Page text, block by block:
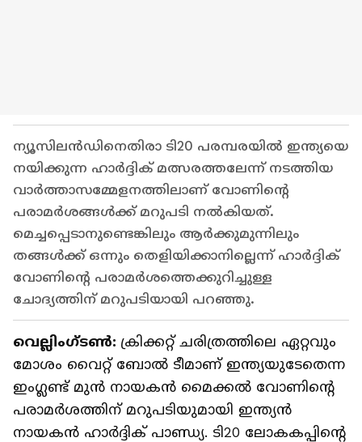
ന്യൂസിലന്‍ഡിനെതിരാ ടി20 പരമ്പരയില്‍ ഇന്ത്യയെ
നയിക്കുന്ന ഹാര്‍ദ്ദിക് മത്സരത്തലേന്ന് നടത്തിയ
വാര്‍ത്താസമ്മേളനത്തിലാണ് വോണിന്‍റെ
പരാമര്‍ശങ്ങള്‍ക്ക് മറുപടി നല്‍കിയത്.
മെച്ചപ്പെടാനുണ്ടെങ്കിലും ആര്‍ക്കുമുന്നിലും
തങ്ങള്‍ക്ക് ഒന്നും തെളിയിക്കാനില്ലെന്ന് ഹാര്‍ദ്ദിക്
വോണിന്‍റെ പരാമര്‍ശത്തെക്കുറിച്ചുള്ള
ചോദ്യത്തിന് മറുപടിയായി പറഞ്ഞു.
വെല്ലിംഗ്ടണ്‍: ക്രിക്കറ്റ് ചരിത്രത്തിലെ ഏറ്റവും
മോശം വൈറ്റ് ബോല്‍ ടീമാണ് ഇന്ത്യയുടേതെന്ന
ഇംഗ്ലണ്ട് മുന്‍ നായകന്‍ മൈക്കല്‍ വോണിന്‍റെ
പരാമര്‍ശത്തിന് മറുപടിയുമായി ഇന്ത്യന്‍
നായകന്‍ ഹാര്‍ദ്ദിക് പാണ്ഡ്യ. ടി20 ലോകകപ്പിന്‍റെ